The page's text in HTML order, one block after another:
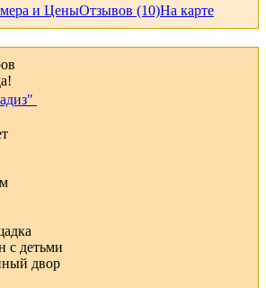
и ЦеныОтзывов (10)На карте
с детьми
двор